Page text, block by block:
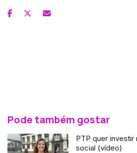
Pode também gostar
PTP quer investir
social (vídeo)